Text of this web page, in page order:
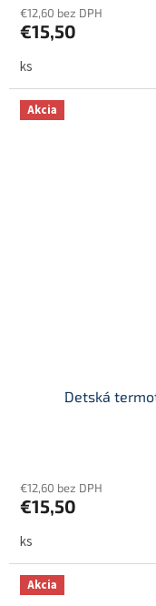
€12,60 bez DPH
€15,50
ks
Akcia
Detská
€12,60 bez DPH
€15,50
ks
Akcia